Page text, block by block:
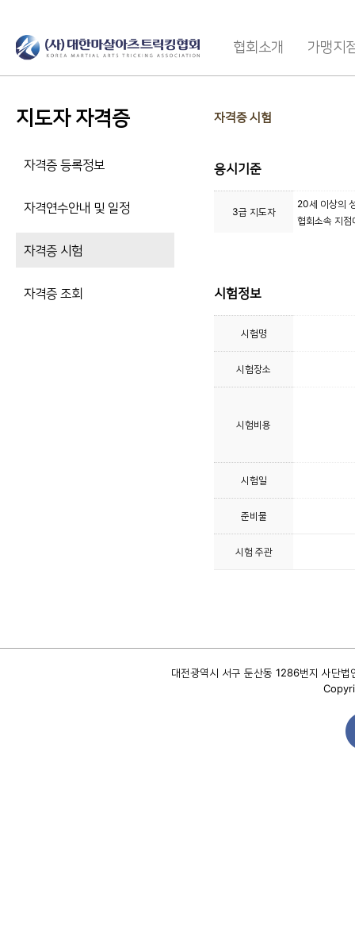
협회소개 가맹지
지도자 자격증
자격증 등록정보
자격연수안내 및 일정
자격증 시험
자격증 조회
자격증 시험
응시기준
3급 지도자
20세 이상의
협회소속 지
시험정보
시험명
시험장소
시험비용
시험일
준비물
시험 주관
대전광역시 서구 둔산동 1286번지 사단